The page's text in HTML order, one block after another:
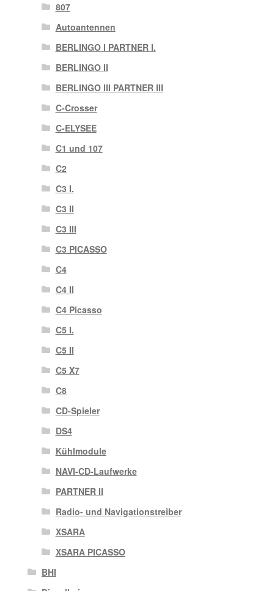
807
Autoantennen
BERLINGO I PARTNER I.
BERLINGO II
BERLINGO III PARTNER III
C-Crosser
C-ELYSEE
C1 und 107
C2
C3 I.
C3 II
C3 III
C3 PICASSO
C4
C4 II
C4 Picasso
C5 I.
C5 II
C5 X7
C8
CD-Spieler
DS4
Kühlmodule
NAVI-CD-Laufwerke
PARTNER II
Radio- und Navigationstreiber
XSARA
XSARA PICASSO
BHI